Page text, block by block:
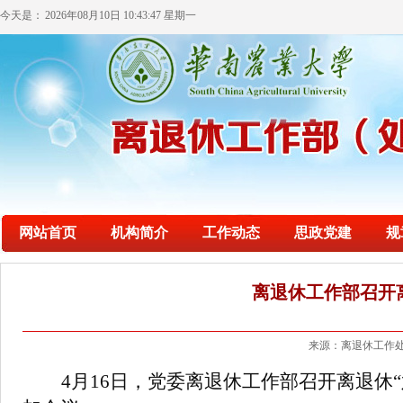
今天是： 2026年08月10日 10:43:47 星期一
网站首页 机构简介 工作动态 思政党建 规
离退休工作部召开
来源：离退休工
4月16日，党委离退休工作部召开离退休